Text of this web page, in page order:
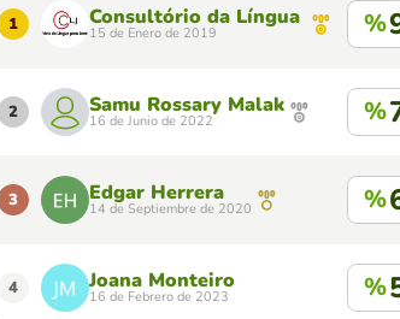
1 Consultório da Língua para
15 de Enero de 2019 %
2 Samu Rossary Malak
16 de Junio de 2022 %
3 Edgar Herrera
14 de Septiembre de 2020 %
4 Joana Monteiro
16 de Febrero de 2023 %